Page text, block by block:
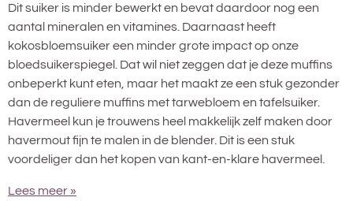
Dit suiker is minder bewerkt en bevat daardoor nog een
aantal mineralen en vitamines. Daarnaast heeft
kokosbloemsuiker een minder grote impact op onze
bloedsuikerspiegel. Dat wil niet zeggen dat je deze muffins
onbeperkt kunt eten, maar het maakt ze een stuk gezonder
dan de reguliere muffins met tarwebloem en tafelsuiker.
Havermeel kun je trouwens heel makkelijk zelf maken door
havermout fijn te malen in de blender. Dit is een stuk
voordeliger dan het kopen van kant-en-klare havermeel.
Lees meer »